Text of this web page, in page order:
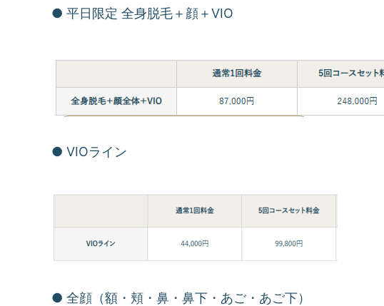
● 平日限定 全身脱毛＋顔＋VIO
● VIOライン
● 全顔（額・頬・鼻・鼻下・あご・あご下）